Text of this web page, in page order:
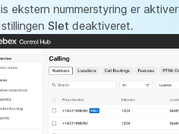
ekstern nummerstyring er
Slet deaktiveret.